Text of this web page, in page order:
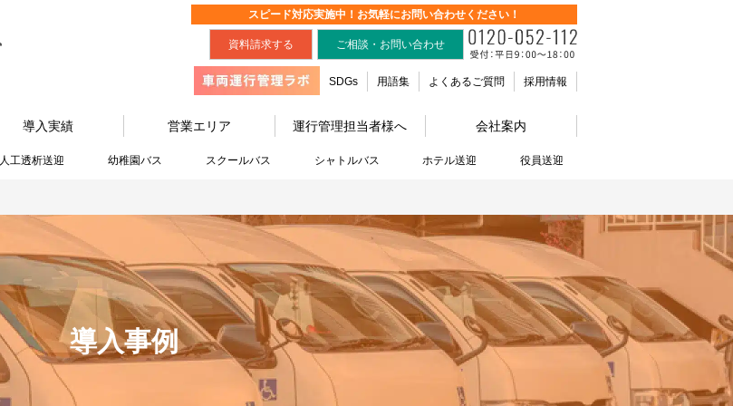
スピード対応実施中！お気軽にお問い合わせください！
資料請求する ご相談・お問い合わせ
SDGs 用語集 よくあるご質問 採用情報
導入実績 営業エリア 運行管理担当者様へ 会社案内
人工透析送迎 幼稚園バス スクールバス シャトルバス ホテル送迎 役員送迎
導入事例